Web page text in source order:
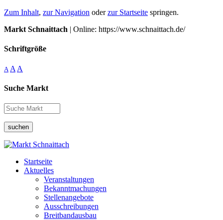
Zum Inhalt, zur Navigation oderzur Startseite springen.
Markt Schnaittach | Online: https://www.schnaittach.de/
Schriftgröße
A A A
Suche Markt
suchen
Startseite
Aktuelles
Veranstaltungen
Bekanntmachungen
Stellenangebote
Ausschreibungen
Breitbandausbau